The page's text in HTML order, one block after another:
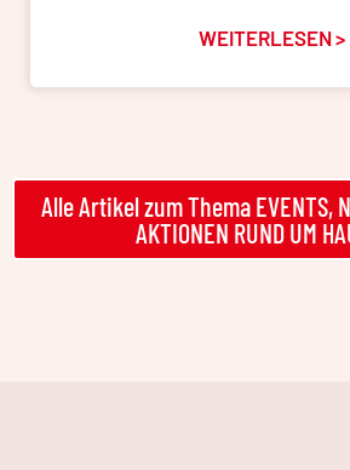
WEITERLESEN >
Alle Artikel zum Thema EVENTS,
AKTIONEN RUND UM